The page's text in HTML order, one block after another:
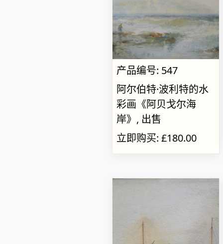
产品编号: 547
阿尔伯特·波利特的水
彩画《阿贝戈尔海
岸》, 出售
立即购买: £180.00